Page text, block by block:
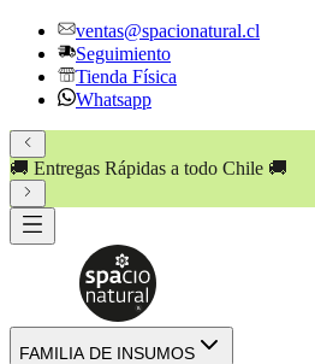
ventas@spacionatural.cl
Seguimiento
Tienda Física
Whatsapp
🚚 Entregas Rápidas a todo Chile 🚚
FAMILIA DE INSUMOS